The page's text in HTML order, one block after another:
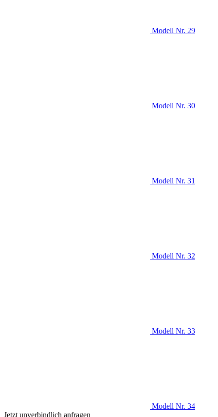
Modell Nr. 29
Modell Nr. 30
Modell Nr. 31
Modell Nr. 32
Modell Nr. 33
Modell Nr. 34
Jetzt unverbindlich anfragen